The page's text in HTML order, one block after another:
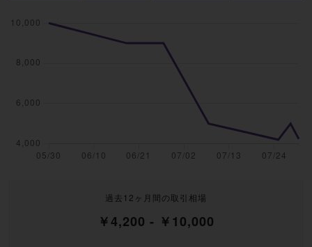
過去12ヶ月間の取引相場
￥4,200 - ￥10,000